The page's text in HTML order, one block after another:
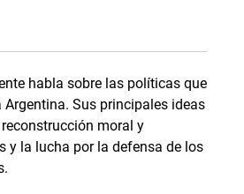
habla sobre las políticas que
Argentina. Sus principales ideas
moral y
y la lucha por la defensa de los